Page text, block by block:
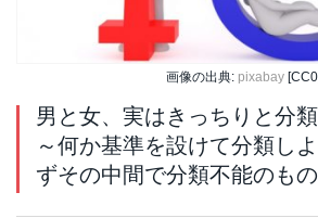
画像の出典: pixabay
男と女、実はきっちりと分
～何か基準を設けて分類し
ずその中間で分類不能のも